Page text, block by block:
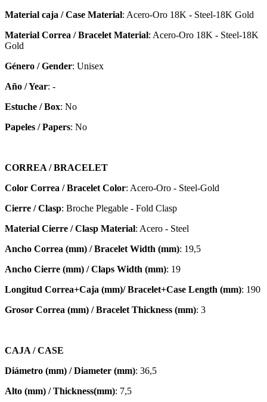
Material caja / Case Material: Acero-Oro 18K - Steel-18K Gold
Material Correa / Bracelet Material: Acero-Oro 18K - Steel-18K
Gold
Género / Gender: Unisex
Año / Year: -
Estuche / Box: No
Papeles / Papers: No
CORREA / BRACELET
Color Correa / Bracelet Color: Acero-Oro - Steel-Gold
Cierre / Clasp: Broche Plegable - Fold Clasp
Material Cierre / Clasp Material: Acero - Steel
Ancho Correa (mm) / Bracelet Width (mm): 19,5
Ancho Cierre (mm) / Claps Width (mm): 19
Longitud Correa+Caja (mm)/ Bracelet+Case Length (mm): 190
Grosor Correa (mm) / Bracelet Thickness (mm): 3
CAJA / CASE
Diámetro (mm) / Diameter (mm): 36,5
Alto (mm) / Thickness(mm): 7,5